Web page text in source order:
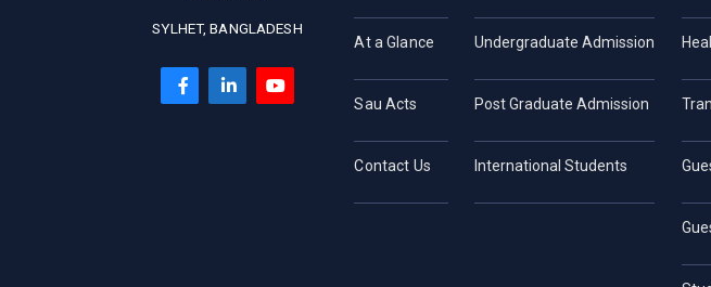
SYLHET, BANGLADESH
At a Glance
Sau Acts
Contact Us
Undergraduate Admission
Post Graduate Admission
International Students